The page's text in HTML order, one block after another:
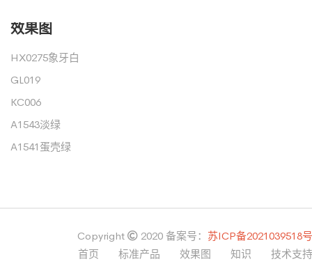
效果图
HX0275象牙白
GL019
KC006
A1543淡绿
A1541蛋壳绿
Copyright 2020 备案号： 苏ICP备2021039518号
首页
标准产品 效果图 知识 技术支持